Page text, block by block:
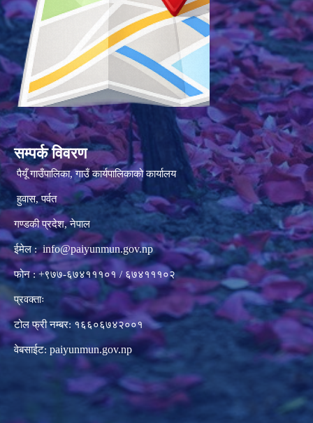
सम्पर्क विवरण
पैयूँ गाउँपालिका, गाउँ कार्यपालिकाको कार्यालय
हुवास, पर्वत
गण्डकी प्रदेश, नेपाल
ईमेल : info@paiyunmun.gov.np
फोन : +९७७-६७४१११०१ / ६७४१११०२
प्रवक्ताः
टोल फ्री नम्बर: १६६०६७४२००१
वेबसाईट: paiyunmun.gov.np